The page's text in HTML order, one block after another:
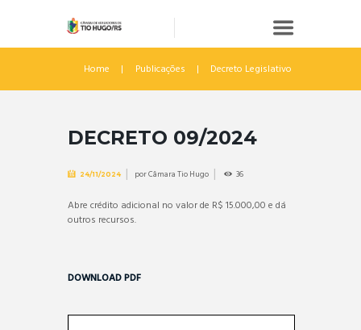
Home Publicações Decreto Legislativo
DECRETO 09/2024
24/11/2024 porCâmara Tio Hugo 36
Abre crédito adicional no valor de R$ 15.000,00 e dá
outros recursos.
DOWNLOAD PDF